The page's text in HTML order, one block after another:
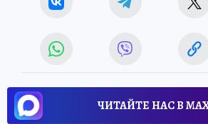
ЧИТАЙТЕ НАС В